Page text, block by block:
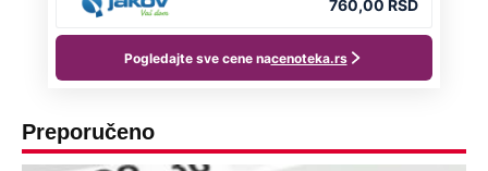
Preporučeno